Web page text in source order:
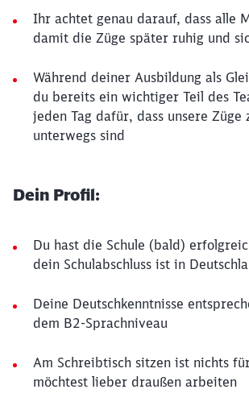
Ihr achtet genau darauf, dass alle
damit die Züge später ruhig und
Während deiner Ausbildung als
du bereits ein wichtiger Teil des
jeden Tag dafür, dass unsere Züge
unterwegs sind
Dein Profil:
Du hast die Schule (bald)
dein Schulabschluss ist in
Deine Deutschkenntnisse
dem B2-Sprachniveau
Am Schreibtisch sitzen ist nichts
möchtest lieber draußen arbeiten